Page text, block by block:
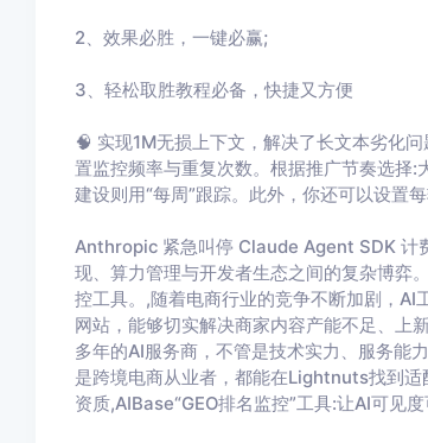
2、效果必胜，一键必赢;
3、轻松取胜教程必备，快捷又方便
🧠 实现1M无损上下文，解决了长文本劣化
置监控频率与重复次数。根据推广节奏选择:
建设则用“每周”跟踪。此外，你还可以设置
Anthropic 紧急叫停 Claude Agent SDK 计
现、算力管理与开发者生态之间的复杂博弈
控工具。,随着电商行业的竞争不断加剧，AI
网站，能够切实解决商家内容产能不足、上
多年的AI服务商，不管是技术实力、服务能
是跨境电商从业者，都能在Lightnuts找到
资质,AIBase“GEO排名监控”工具:让AI可见